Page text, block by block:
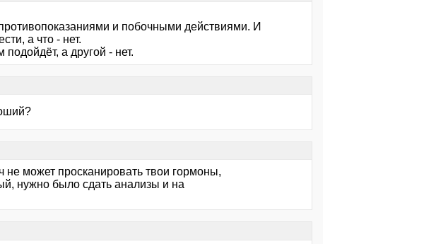
и побочными действиями. И
а что - нет.
а другой - нет.
не может просканировать твои гормоны,
нужно было сдать анализы и на